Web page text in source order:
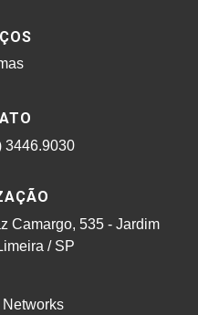
3446.9030
Camargo, 535 - Jardim
/ SP